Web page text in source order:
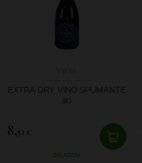
EXTRA DRY VINO SPUMANTE
IKI
8,51 €
SKLADOM